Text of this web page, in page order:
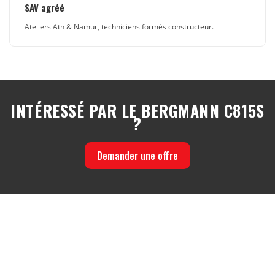
SAV agréé
Ateliers Ath & Namur, techniciens formés constructeur.
INTÉRESSÉ PAR LE BERGMANN C815S
?
Demander une offre